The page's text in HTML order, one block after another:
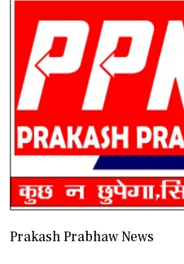
Prakash Prabhaw News